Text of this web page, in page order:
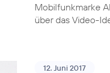
Mobilfunkmarke
über das Video-
12. Juni 2017